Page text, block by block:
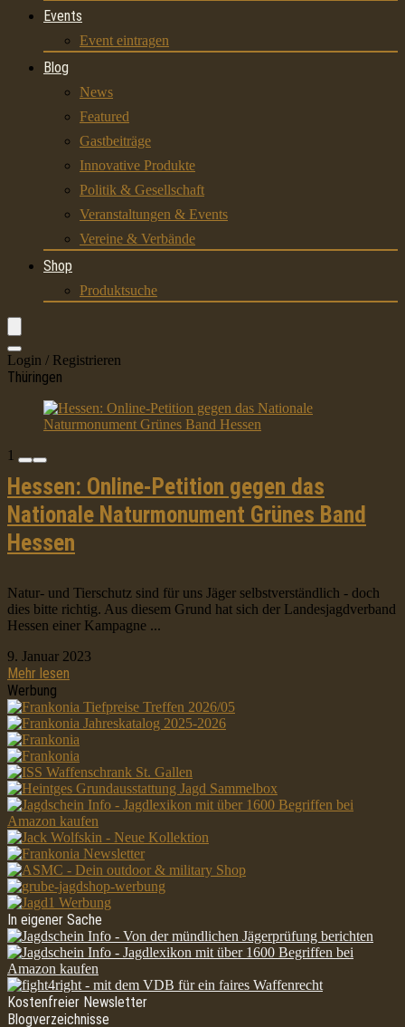
Events
Event eintragen
Blog
News
Featured
Gastbeiträge
Innovative Produkte
Politik & Gesellschaft
Veranstaltungen & Events
Vereine & Verbände
Shop
Produktsuche
Login / Registrieren
Thüringen
1
Hessen: Online-Petition gegen das
Nationale Naturmonument Grünes Band
Hessen
Natur- und Tierschutz sind für uns Jäger selbstverständlich - doch
dies bitte richtig. Aus diesem Grund hat sich der Landesjagdverband
Hessen einer Kampagne ...
9. Januar 2023
Mehr lesen
Werbung
In eigener Sache
Kostenfreier Newsletter
Blogverzeichnisse